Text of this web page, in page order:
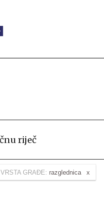
VRSTA GRAĐE: razglednica